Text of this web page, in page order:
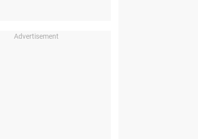
Advertisement